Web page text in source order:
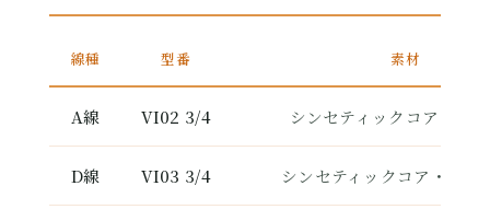
線種 型番 素材
A線 VI02 3/4 シンセティックコア・ア
D線 VI03 3/4 シンセティックコア・シル